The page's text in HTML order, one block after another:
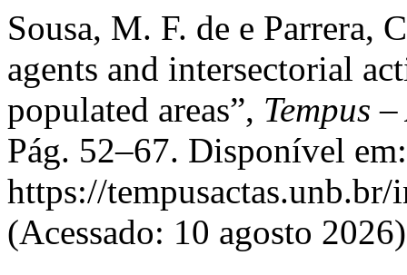
Sousa, M. F. de e Parrera,
agents and intersectorial
populated areas”, Tempus
Pág. 52–67. Disponível em:
https://
(Acessado: 10 agosto